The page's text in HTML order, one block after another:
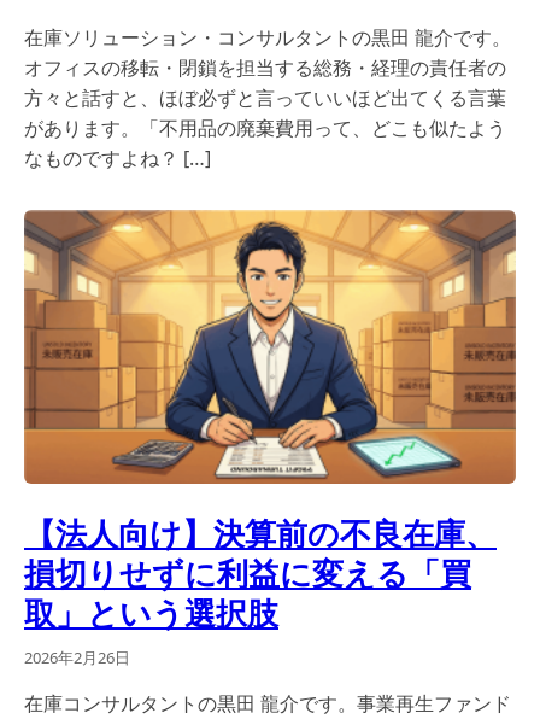
在庫ソリューション・コンサルタントの黒田 龍介です。
オフィスの移転・閉鎖を担当する総務・経理の責任者の
方々と話すと、ほぼ必ずと言っていいほど出てくる言葉
があります。「不用品の廃棄費用って、どこも似たよう
なものですよね？ […]
【法人向け】決算前の不良在庫、
損切りせずに利益に変える「買
取」という選択肢
2026年2月26日
在庫コンサルタントの黒田 龍介です。事業再生ファンド